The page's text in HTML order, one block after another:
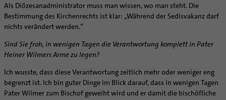
Als Diözesanadministrator muss man wissen, wo man steht. Die
Bestimmung des Kirchenrechts ist klar: „Während der Sedisvakanz darf
nichts verändert werden.“
Sind Sie froh, in wenigen Tagen die Verantwortung komplett in Pater
Heiner Wilmers Arme zu legen?
Ich wusste, dass diese Verantwortung zeitlich mehr oder weniger eng
begrenzt ist. Ich bin guter Dinge im Blick darauf, dass in wenigen Tagen
Pater Wilmer zum Bischof geweiht wird und er damit die bischöfliche